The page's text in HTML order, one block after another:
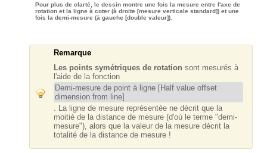
Pour plus de clarté, le dessin montre une fois la mesure entre l'axe de
rotation et la ligne à coter (à droite [mesure verticale standard]) et une
fois la demi-mesure (à gauche [double valeur]).
Remarque
Les points symétriques de rotation sont mesurés à
l'aide de la fonction
Demi-mesure de point à ligne [Half value offset
dimension from line]
. La ligne de mesure représentée ne décrit que la
moitié de la distance de mesure (d'où le terme "demi-
mesure"), alors que la valeur de la mesure décrit la
totalité de la distance de mesure !